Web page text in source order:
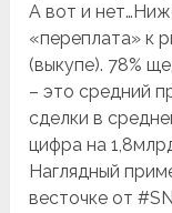
А вот и
«переплата» к
(выкупе). 78%
– это средний
сделки в
цифра на
Наглядный
весточке от